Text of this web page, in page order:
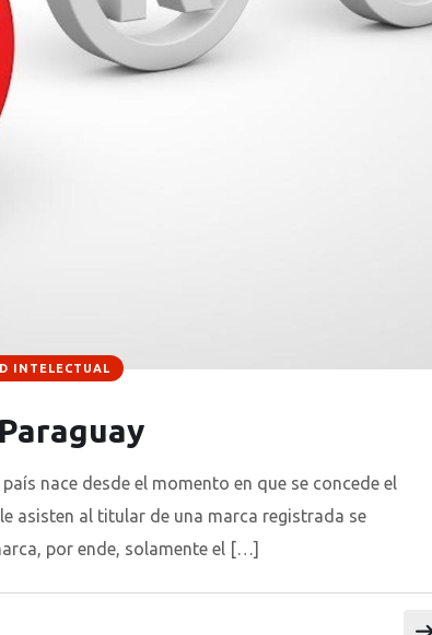
INTELECTUAL
nace desde el momento en que se concede el
asisten al titular de una marca registrada se
por ende, solamente el […]